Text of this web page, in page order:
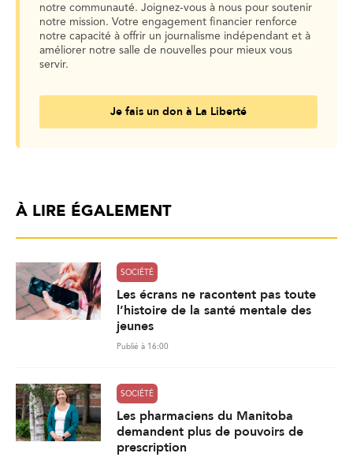
notre communauté. Joignez-vous à nous pour soutenir
notre mission. Votre engagement financier renforce
notre capacité à offrir un journalisme indépendant et à
améliorer notre salle de nouvelles pour mieux vous
servir.
Je fais un don à La Liberté
À LIRE ÉGALEMENT
SOCIÉTÉ
Les écrans ne racontent pas toute
l’histoire de la santé mentale des
jeunes
Publié à 16:00
SOCIÉTÉ
Les pharmaciens du Manitoba
demandent plus de pouvoirs de
prescription